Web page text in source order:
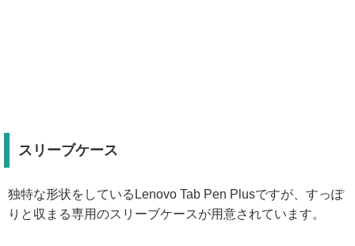
スリーブケース
独特な形状をしているLenovo Tab Pen Plusですが、すっぽ
りと収まる専用のスリーブケースが用意されています。